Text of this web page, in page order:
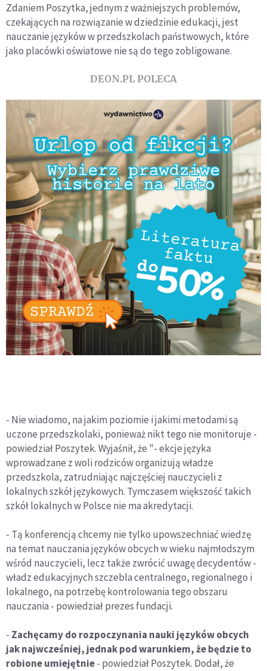
Zdaniem Poszytka, jednym z ważniejszych problemów,
czekających na rozwiązanie w dziedzinie edukacji, jest
nauczanie języków w przedszkolach państwowych, które
jako placówki oświatowe nie są do tego zobligowane.
DEON.PL POLECA
- Nie wiadomo, na jakim poziomie i jakimi metodami są
uczone przedszkolaki, ponieważ nikt tego nie monitoruje -
powiedział Poszytek. Wyjaśnił, że "- ekcje języka
wprowadzane z woli rodziców organizują władze
przedszkola, zatrudniając najczęściej nauczycieli z
lokalnych szkół językowych. Tymczasem większość takich
szkół lokalnych w Polsce nie ma akredytacji.
- Tą konferencją chcemy nie tylko upowszechniać wiedzę
na temat nauczania języków obcych w wieku najmłodszym
wśród nauczycieli, lecz także zwrócić uwagę decydentów -
władz edukacyjnych szczebla centralnego, regionalnego i
lokalnego, na potrzebę kontrolowania tego obszaru
nauczania - powiedział prezes fundacji.
- Zachęcamy do rozpoczynania nauki języków obcych
jak najwcześniej, jednak pod warunkiem, że będzie to
robione umiejętnie- powiedział Poszytek. Dodał, że